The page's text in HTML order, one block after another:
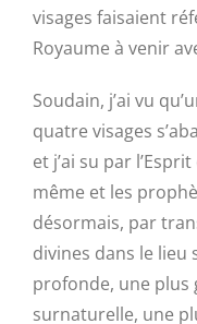
visages faisaient
Royaume à venir
Soudain, j’ai vu
quatre visages
et j’ai su par
même et les
désormais, par
divines dans le lieu
profonde, une plus
surnaturelle, une